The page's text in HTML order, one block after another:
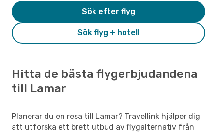
Sök flyg + hotell
Sök efter flyg
Hitta de bästa flygerbjudandena
till Lamar
Planerar du en resa till Lamar? Travellink hjälper dig
att utforska ett brett utbud av flygalternativ från